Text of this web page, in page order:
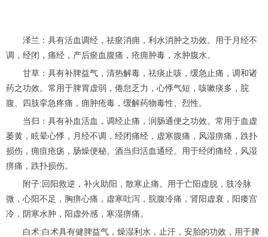
泽兰：具有活血调经，祛瘀消痈，利水消肿之功效。用于月经不
调，经闭，痛经，产后瘀血腹痛，疮痈肿毒，水肿腹水。
甘草：具有补脾益气，清热解毒，祛痰止咳，缓急止痛，调和诸
药之功效。常用于脾胃虚弱，倦怠乏力，心悸气短，咳嗽痰多，脘
腹、四肢挛急疼痛，痈肿疮毒，缓解药物毒性、烈性。
当归：具有补血活血，调经止痛，润肠通便之功效。常用于血虚
萎黄，眩晕心悸，月经不调，经闭痛经，虚寒腹痛，风湿痹痛，跌扑
损伤，痈疽疮疡，肠燥便秘。酒当归活血通经。用于经闭痛经，风湿
痹痛，跌扑损伤。
附子:回阳救逆，补火助阳，散寒止痛。用于亡阳虚脱，肢冷脉
微，心阳不足，胸痹心痛，虚寒吐泻，脘腹冷痛，肾阳虚衰，阳痿宫
冷，阴寒水肿，阳虚外感，寒湿痹痛。
白术:白术具有健脾益气，燥湿利水，止汗，安胎的功效，用于脾